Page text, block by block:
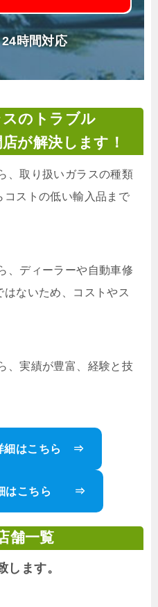
時間対応
のトラブル
が解決します！
、取り扱いガラスの種類
コストの低い輸入品まで
、ディーラーや自動車修
ないため、コストやス
、実績が豊富、経験と技
細はこちら ⇒
細はこちら ⇒
舗一覧
します。